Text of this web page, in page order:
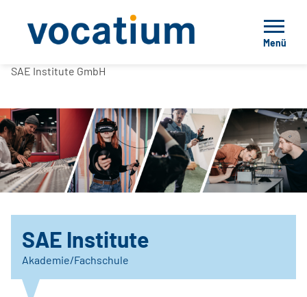
Menü
SAE Institute GmbH
SAE Institute
Akademie/Fachschule